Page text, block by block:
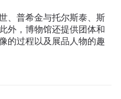
、普希金与托尔斯泰、斯
外，博物馆还提供团体和
的过程以及展品人物的趣